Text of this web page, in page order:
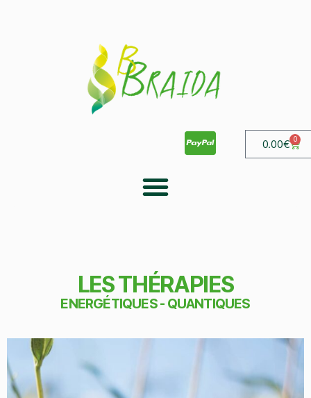
0.00€ 0
LES THÉRAPIES
ENERGÉTIQUES - QUANTIQUES